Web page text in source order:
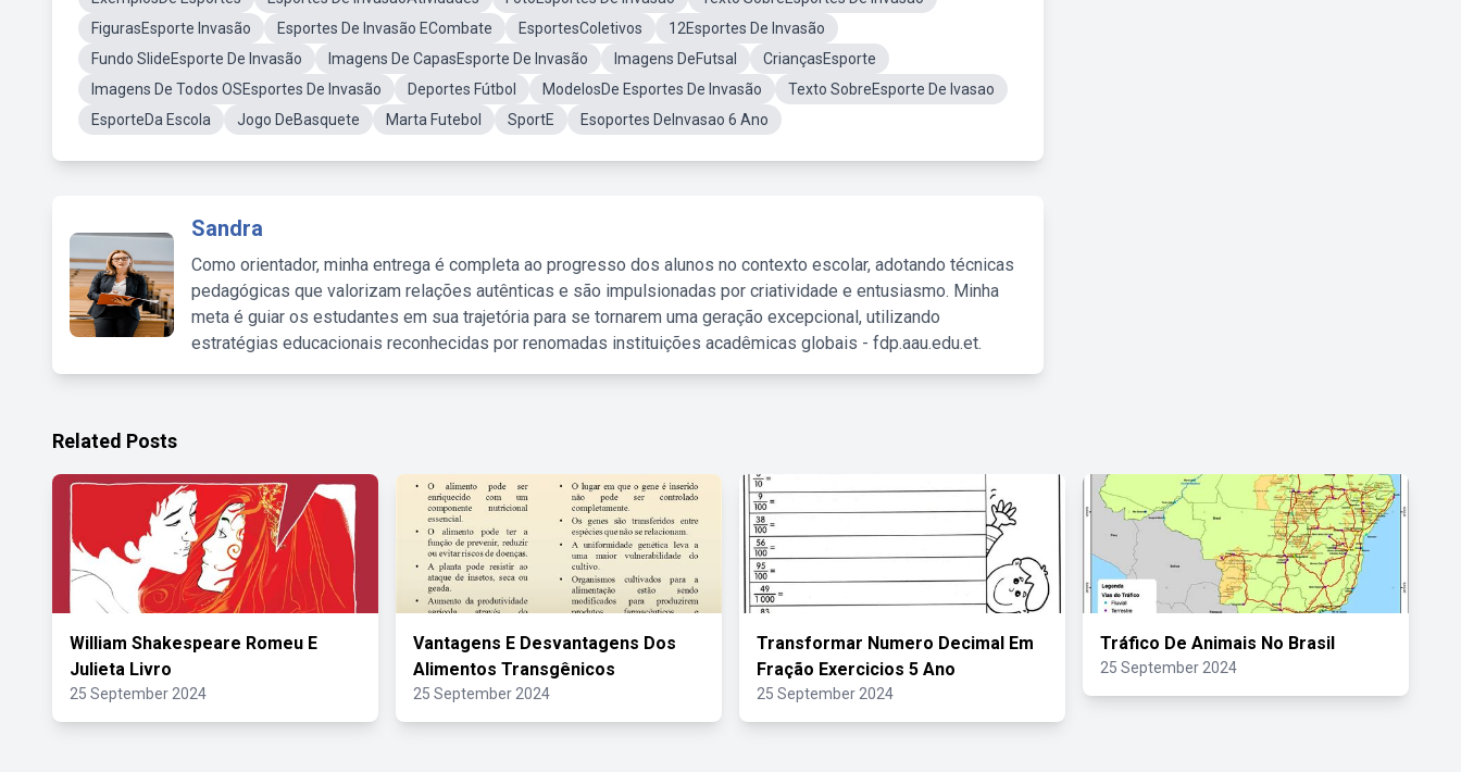
FigurasEsporte Invasão
Esportes De Invasão ECombate EsportesColetivos
12Esportes De Invasão
Fundo SlideEsporte De Invasão
Imagens De CapasEsporte De Invasão Imagens DeFutsal
CriançasEsporte
Imagens De Todos OSEsportes De Invasão
Deportes Fútbol ModelosDe Esportes De Invasão
Texto SobreEsporte De Ivasao
EsporteDa Escola
Jogo DeBasquete Marta Futebol SportE Esoportes DeInvasao 6 Ano
Sandra
Como orientador, minha entrega é completa ao progresso dos alunos no contexto escolar, adotando técnicas
pedagógicas que valorizam relações autênticas e são impulsionadas por criatividade e entusiasmo. Minha
meta é guiar os estudantes em sua trajetória para se tornarem uma geração excepcional, utilizando
estratégias educacionais reconhecidas por renomadas instituições acadêmicas globais - fdp.aau.edu.et.
Related Posts
William Shakespeare Romeu E
Julieta Livro
25 September 2024
Vantagens E Desvantagens Dos
Alimentos Transgênicos
25 September 2024
Transformar Numero Decimal Em
Fração Exercicios 5 Ano
25 September 2024
Tráfico De Animais No Brasil
25 September 2024